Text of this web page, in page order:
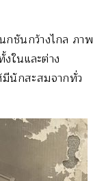
กชันกว้างไกล ภาพ
ในและต่าง
มีนักสะสมจากทั่ว